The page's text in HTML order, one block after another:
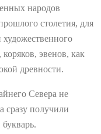
народов
столетия, для
эвенов, как
древности.
Севера не
сразу получили